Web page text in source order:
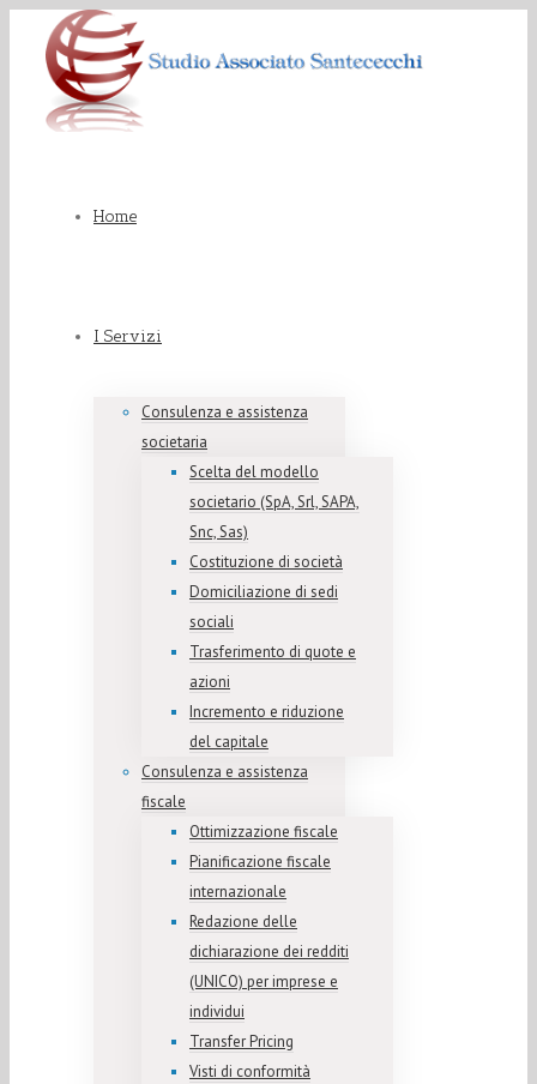
Home
I Servizi
Consulenza e assistenza
societaria
Scelta del modello
societario (SpA, Srl, SAPA,
Snc, Sas)
Costituzione di società
Domiciliazione di sedi
sociali
Trasferimento di quote e
azioni
Incremento e riduzione
del capitale
Consulenza e assistenza
fiscale
Ottimizzazione fiscale
Pianificazione fiscale
internazionale
Redazione delle
dichiarazione dei redditi
(UNICO) per imprese e
individui
Transfer Pricing
Visti di conformità